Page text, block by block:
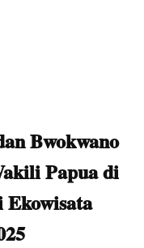
Bwokwano
Papua di